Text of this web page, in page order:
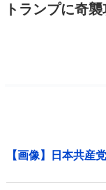
トランプに奇
【画像】日本共産